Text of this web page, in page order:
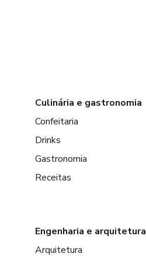
Culinária e gastronomia
Confeitaria
Drinks
Gastronomia
Receitas
Engenharia e arquitetura
Arquitetura